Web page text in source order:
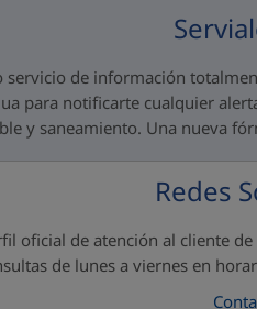
servicio de información
para notificarte cualquier
y saneamiento. Una nueva
Redes
oficial de atención al cliente
de lunes a viernes en